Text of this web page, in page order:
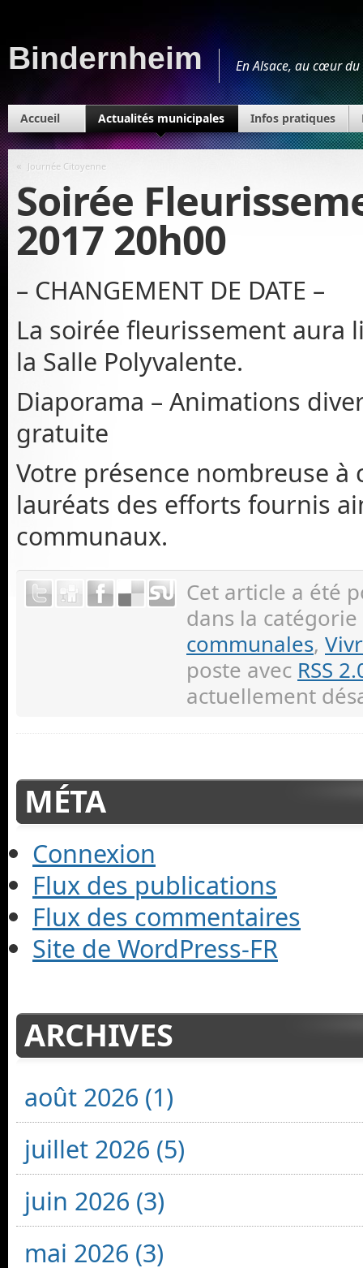
Bindernheim En Alsace, au cœur
Accueil Actualités municipales Infos pratiques
« Journée Citoyenne
Soirée
2017 20h00
– CHANGEMENT DE DATE –
La soirée fleurissement aura
la Salle Polyvalente.
Diaporama – Animations
gratuite
Votre présence nombreuse
lauréats des efforts fournis
communaux.
Cet article a été
dans la catégorie
communales,
poste avec RSS
actuellement
MÉTA
Connexion
Flux des publications
Flux des commentaires
Site de WordPress-FR
ARCHIVES
août 2026 (1)
juillet 2026 (5)
juin 2026 (3)
mai 2026 (3)